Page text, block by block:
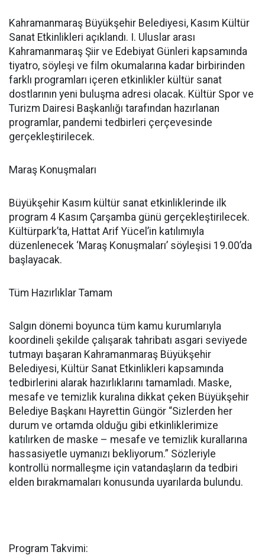
Kahramanmaraş Büyükşehir Belediyesi, Kasım Kültür
Sanat Etkinlikleri açıklandı. I. Uluslar arası
Kahramanmaraş Şiir ve Edebiyat Günleri kapsamında
tiyatro, söyleşi ve film okumalarına kadar birbirinden
farklı programları içeren etkinlikler kültür sanat
dostlarının yeni buluşma adresi olacak. Kültür Spor ve
Turizm Dairesi Başkanlığı tarafından hazırlanan
programlar, pandemi tedbirleri çerçevesinde
gerçekleştirilecek.
Maraş Konuşmaları
Büyükşehir Kasım kültür sanat etkinliklerinde ilk
program 4 Kasım Çarşamba günü gerçekleştirilecek.
Kültürpark’ta, Hattat Arif Yücel’in katılımıyla
düzenlenecek ‘Maraş Konuşmaları’ söyleşisi 19.00’da
başlayacak.
Tüm Hazırlıklar Tamam
Salgın dönemi boyunca tüm kamu kurumlarıyla
koordineli şekilde çalışarak tahribatı asgari seviyede
tutmayı başaran Kahramanmaraş Büyükşehir
Belediyesi, Kültür Sanat Etkinlikleri kapsamında
tedbirlerini alarak hazırlıklarını tamamladı. Maske,
mesafe ve temizlik kuralına dikkat çeken Büyükşehir
Belediye Başkanı Hayrettin Güngör “Sizlerden her
durum ve ortamda olduğu gibi etkinliklerimize
katılırken de maske – mesafe ve temizlik kurallarına
hassasiyetle uymanızı bekliyorum.” Sözleriyle
kontrollü normalleşme için vatandaşların da tedbiri
elden bırakmamaları konusunda uyarılarda bulundu.
Program Takvimi: